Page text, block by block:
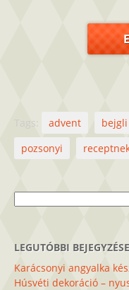
Tags: advent bejgli
pozsonyi
LEGUTÓBBI
Karácsonyi angyalka
Húsvéti dekoráció –